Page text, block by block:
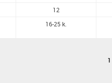
12
16-25 k.
1